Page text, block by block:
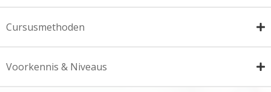
Cursusmethoden
Voorkennis & Niveaus